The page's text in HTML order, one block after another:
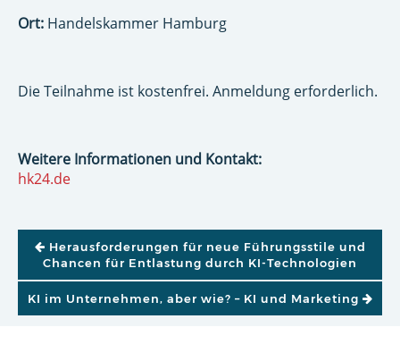
Ort: Handelskammer Hamburg
Die Teilnahme ist kostenfrei. Anmeldung erforderlich.
Weitere Informationen und Kontakt:
hk24.de
BEITRAGSNAVIGATION
Herausforderungen für neue Führungsstile und
Chancen für Entlastung durch KI-Technologien
KI im Unternehmen, aber wie? – KI und Marketing